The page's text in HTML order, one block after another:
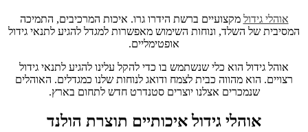
אוהלי גידול מקצועיים ברשת הידרו גרו. איכות המרכיבים, התמיכה
המסיבית של השלד, ונוחות השימוש מאפשרות למגדל להגיע לתנאי גידול
אופטימליים.
אוהל גידול הוא כלי שנשתמש בו כדי להקל עלינו להגיע לתנאי גידול
רצויים. הוא מהווה כבית לצמח ודואג לנוחות שלנו כמגדלים. האוהלים
שנמכרים אצלנו יוצרים סטנדרט חדש לתחום בארץ.
אוהלי גידול איכותיים תוצרת הולנד